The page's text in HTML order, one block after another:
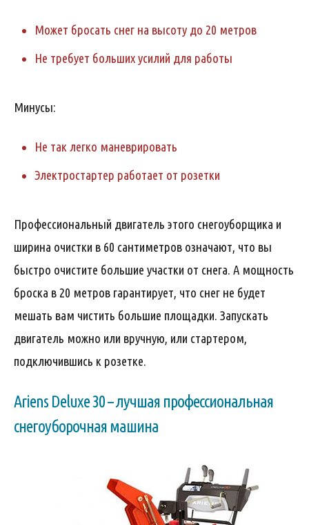
Может бросать снег на высоту до 20 метров
Не требует больших усилий для работы
Минусы:
Не так легко маневрировать
Электростартер работает от розетки
Профессиональный двигатель этого снегоуборщика и
ширина очистки в 60 сантиметров означают, что вы
быстро очистите большие участки от снега. А мощность
броска в 20 метров гарантирует, что снег не будет
мешать вам чистить большие площадки. Запускать
двигатель можно или вручную, или стартером,
подключившись к розетке.
Ariens Deluxe 30 – лучшая профессиональная
снегоуборочная машина